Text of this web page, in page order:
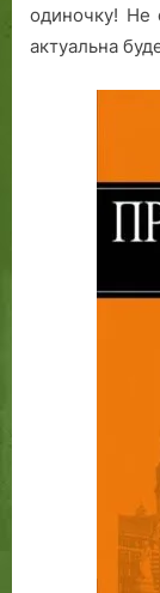
одиночку! Не
актуальна